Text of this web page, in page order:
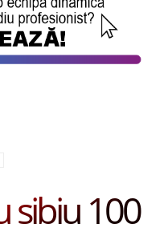
sibiu 100